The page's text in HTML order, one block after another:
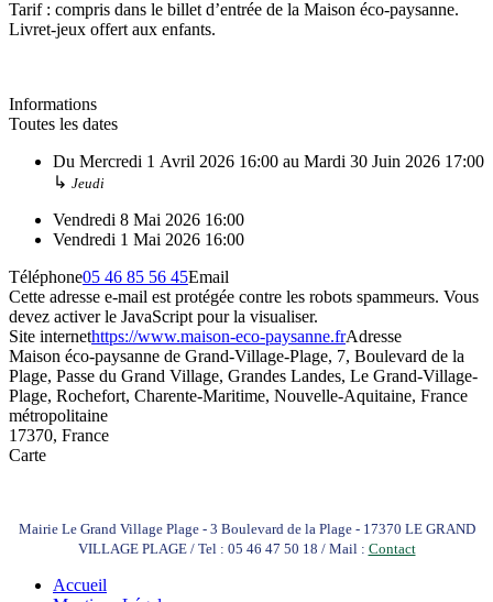
Tarif : compris dans le billet d’entrée de la Maison éco-paysanne.
Livret-jeux offert aux enfants.
Informations
Toutes les dates
Du Mercredi 1 Avril 2026 16:00 au Mardi 30 Juin 2026 17:00
↳ Jeudi
Vendredi 8 Mai 2026 16:00
Vendredi 1 Mai 2026 16:00
Téléphone05 46 85 56 45Email
Cette adresse e-mail est protégée contre les robots spammeurs. Vous
devez activer le JavaScript pour la visualiser.
Site internethttps://www.maison-eco-paysanne.frAdresse
Maison éco-paysanne de Grand-Village-Plage, 7, Boulevard de la
Plage, Passe du Grand Village, Grandes Landes, Le Grand-Village-
Plage, Rochefort, Charente-Maritime, Nouvelle-Aquitaine, France
métropolitaine
17370, France
Carte
Mairie Le Grand Village Plage - 3 Boulevard de la Plage - 17370 LE GRAND
VILLAGE PLAGE / Tel : 05 46 47 50 18 / Mail : Contact
Accueil